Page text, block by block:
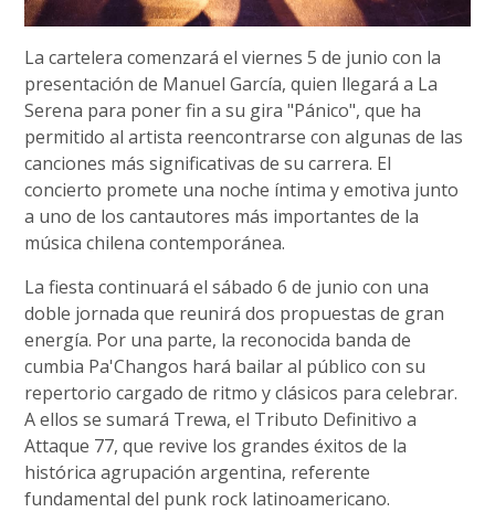
La cartelera comenzará el viernes 5 de junio con la
presentación de Manuel García, quien llegará a La
Serena para poner fin a su gira "Pánico", que ha
permitido al artista reencontrarse con algunas de las
canciones más significativas de su carrera. El
concierto promete una noche íntima y emotiva junto
a uno de los cantautores más importantes de la
música chilena contemporánea.
La fiesta continuará el sábado 6 de junio con una
doble jornada que reunirá dos propuestas de gran
energía. Por una parte, la reconocida banda de
cumbia Pa'Changos hará bailar al público con su
repertorio cargado de ritmo y clásicos para celebrar.
A ellos se sumará Trewa, el Tributo Definitivo a
Attaque 77, que revive los grandes éxitos de la
histórica agrupación argentina, referente
fundamental del punk rock latinoamericano.